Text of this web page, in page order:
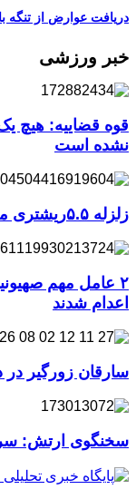
دریافت عوارض از تنگه
خبر ورزشی
قوه قضاییه: هیچ
نشده است
زلزله ۵.۵ریشتری مصر و فلسطین را لرزاند
اعدام شدند
سارقان زورگیر در
سخنگوی ارتش: سرنوشت ۳ خلبان ما